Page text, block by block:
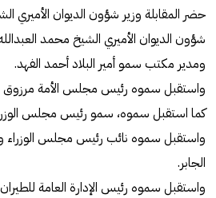
حضر المقابلة وزير شؤون الديوان الأميري
شؤون الديوان الأميري الشيخ محمد
ومدير مكتب سمو أمير البلاد أحمد الفهد.
واستقبل سموه رئيس مجلس الأمة مرزوق
كما استقبل سموه، سمو رئيس مجلس
واستقبل سموه نائب رئيس مجلس الوزراء
الجابر.
واستقبل سموه رئيس الإدارة العامة